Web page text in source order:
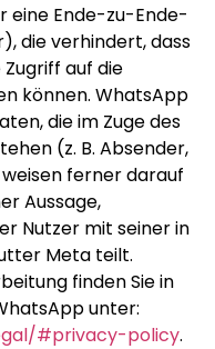
eine Ende-zu-Ende-
die verhindert, dass
auf die
können. WhatsApp
die im Zuge des
(z. B. Absender,
ferner darauf
Aussage,
Nutzer mit seiner in
Meta teilt.
finden Sie in
unter:
#privacy-policy.